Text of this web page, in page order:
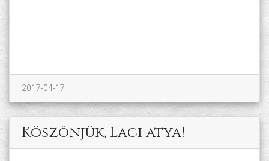
2017-04-17
Köszönjük, Laci atya!